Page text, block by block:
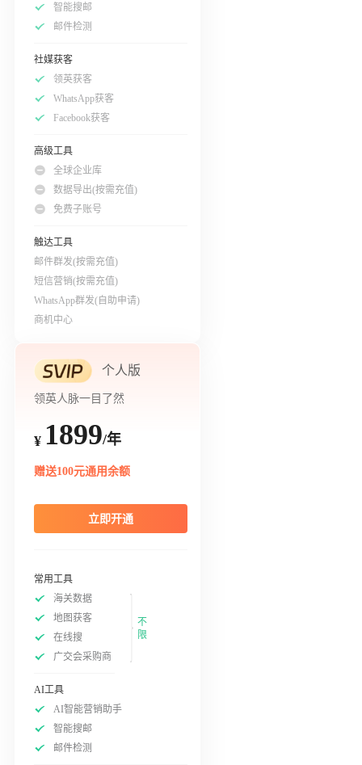
智能搜邮
邮件检测
社媒获客
领英获客
WhatsApp获客
Facebook获客
高级工具
全球企业库
数据导出(按需充值)
免费子账号
触达工具
邮件群发(按需充值)
短信营销(按需充值)
WhatsApp群发(自助申请)
商机中心
个人版
领英人脉一目了然
¥ 1899/年
赠送100元通用余额
立即开通
常用工具
海关数据
地图获客
在线搜
广交会采购商
不
限
AI工具
AI智能营销助手
智能搜邮
邮件检测